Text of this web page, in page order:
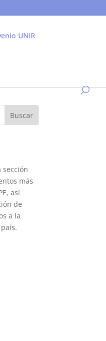
UNIR
sección
más
así
de
a la